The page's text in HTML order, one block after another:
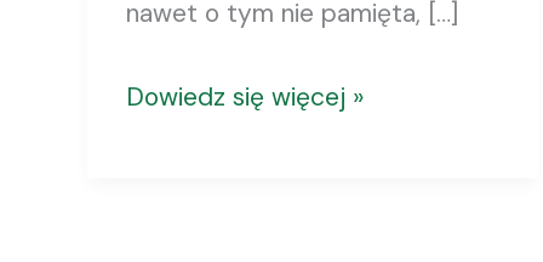
nawet o tym nie pamięta, […]
Dowiedz się więcej »